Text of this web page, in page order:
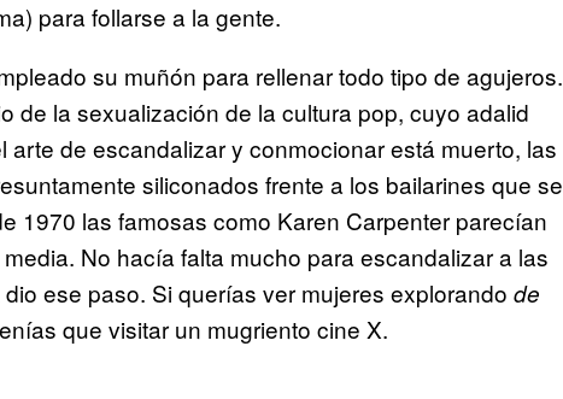
para follarse a la gente.
su muñón para rellenar todo tipo de agujeros.
de la sexualización de la cultura pop, cuyo adalid
arte de escandalizar y conmocionar está muerto, las
siliconados frente a los bailarines que se
1970 las famosas como Karen Carpenter parecían
No hacía falta mucho para escandalizar a las
ese paso. Si querías ver mujeres explorando de
que visitar un mugriento cine X.